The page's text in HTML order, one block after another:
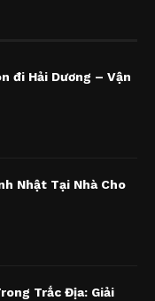
đi Hải Dương – Vận
Nhật Tại Nhà Cho
Trắc Địa: Giải